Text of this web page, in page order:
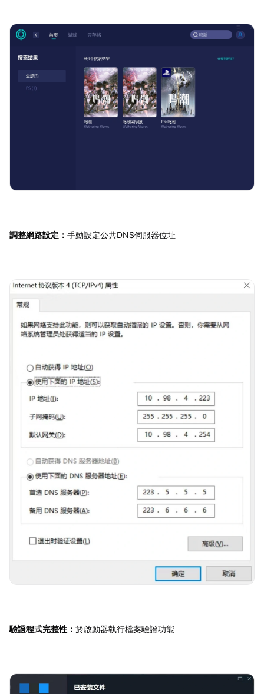
調整網路設定： 手動設定公共DNS伺服器位址
驗證程式完整性： 於啟動器執行檔案驗證功能